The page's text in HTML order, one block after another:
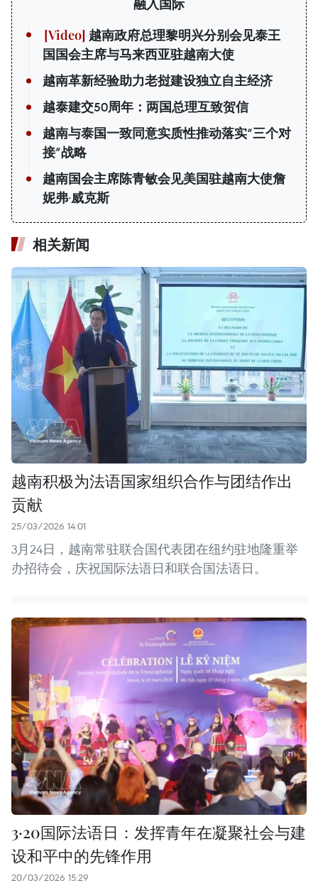
融入国际
越南政府总理黎明兴分别会见泰王
国国会主席与马来西亚驻越南大使
越南革新经验助力老挝建设独立自主经济
越泰建交50周年：两国总理互致贺信
越南与泰国一致同意实质性推动落实“三个对
接”战略
越南国会主席陈青敏会见美国驻越南大使詹
妮弗·威克斯
相关新闻
越南积极为法语国家组织合作与团结作出
贡献
25/03/2026 14:01
3月24日，越南常驻联合国代表团在纽约驻地隆重举
办招待会，庆祝国际法语日和联合国法语日。
3·20国际法语日：发挥青年在凝聚社会与建
设和平中的先锋作用
20/03/2026 15:29